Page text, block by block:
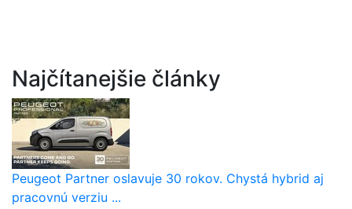
Najčítanejšie články
Peugeot Partner oslavuje 30 rokov. Chystá hybrid aj
pracovnú verziu ...